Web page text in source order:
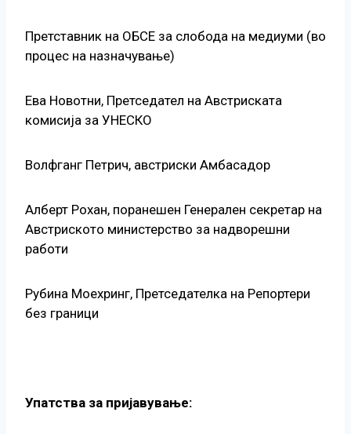
Претставник на ОБСЕ за слобода на медиуми (во
процес на назначување)
Ева Новотни, Претседател на Австриската
комисија за УНЕСКО
Волфганг Петрич, австриски Амбасадор
Алберт Рохан, поранешен Генерален секретар на
Австриското министерство за надворешни
работи
Рубина Моехринг, Претседателка на Репортери
без граници
Упатства за пријавување: